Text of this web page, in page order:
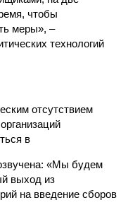
чтобы
меры», –
технологий
отсутствием
в
«Мы будем
выход из
на введение сборов